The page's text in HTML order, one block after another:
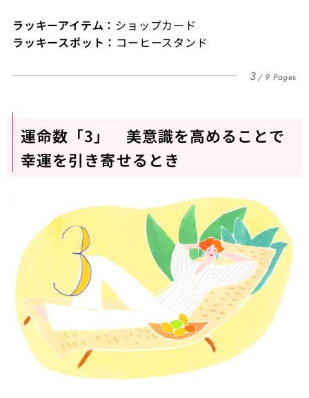
ラッキーアイテム： ショップカード
ラッキースポット： コーヒースタンド
3 9 Pages
運命数「3」 美意識を高めることで
幸運を引き寄せるとき